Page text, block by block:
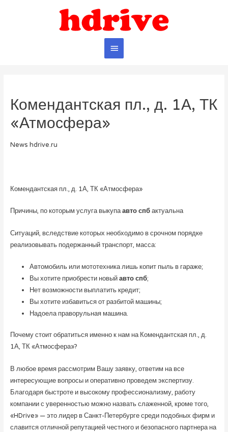
Главное
Комендантская пл., д. 1А, ТК
«Атмосфера»
News hdrive.ru
Комендантская пл., д. 1А, ТК «Атмосфера»
Причины, по которым услуга выкупаавто спбактуальна
Ситуаций, вследствие которых необходимо в срочном порядке
реализовывать подержанный транспорт, масса:
Автомобиль или мототехника лишь копит пыль в гараже;
Вы хотите приобрести новыйавто спб;
Нет возможности выплатить кредит;
Вы хотите избавиться от разбитой машины;
Надоела праворульная машина.
Почему стоит обратиться именно к нам на Комендантская пл., д.
1А, ТК «Атмосфера»?
В любое время рассмотрим Вашу заявку, ответим на все
интересующие вопросы и оперативно проведем экспертизу.
Благодаря быстроте и высокому профессионализму, работу
компании с уверенностью можно назвать слаженной, кроме того,
«HDrive» — это лидер в Санкт-Петербурге среди подобных фирм и
славится отличной репутацией честного и безопасного партнера на